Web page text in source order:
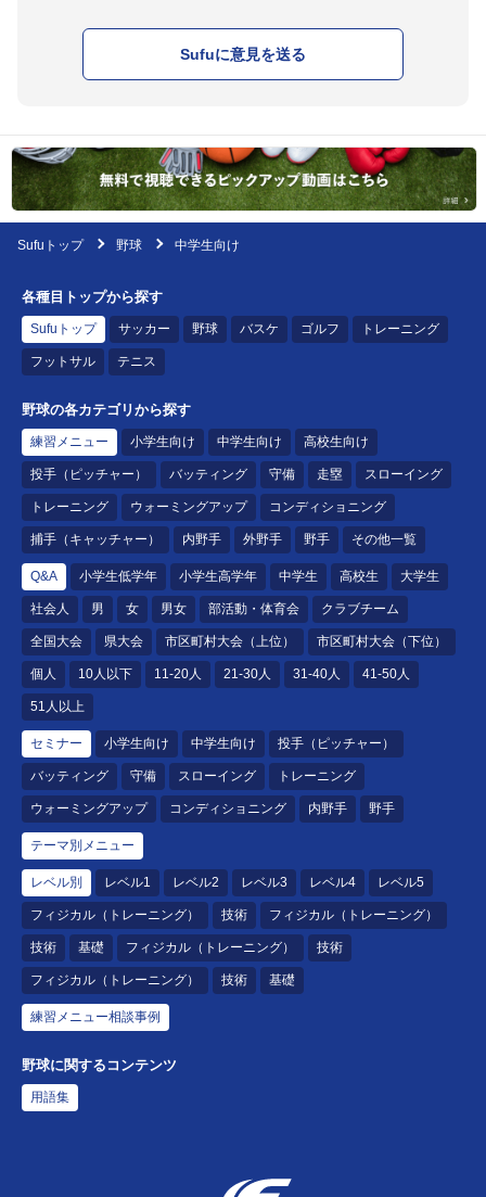
Sufuに意見を送る
Sufuトップ 野球 中学生向け
各種目トップから探す
Sufuトップ サッカー 野球 バスケ ゴルフ トレーニング
フットサル テニス
野球の各カテゴリから探す
練習メニュー 小学生向け 中学生向け 高校生向け
投手（ピッチャー） バッティング 守備 走塁 スローイング
トレーニング ウォーミングアップ コンディショニング
捕手（キャッチャー） 内野手 外野手 野手 その他一覧
Q&A 小学生低学年 小学生高学年 中学生 高校生 大学生
社会人 男 女 男女 部活動・体育会 クラブチーム
全国大会 県大会 市区町村大会（上位） 市区町村大会（下位）
個人 10人以下 11-20人 21-30人 31-40人 41-50人
51人以上
セミナー 小学生向け 中学生向け 投手（ピッチャー）
バッティング 守備 スローイング トレーニング
ウォーミングアップ コンディショニング 内野手 野手
テーマ別メニュー
レベル別 レベル1 レベル2 レベル3 レベル4 レベル5
フィジカル（トレーニング） 技術 フィジカル（トレーニング）
技術 基礎 フィジカル（トレーニング） 技術
フィジカル（トレーニング） 技術 基礎
練習メニュー相談事例
野球に関するコンテンツ
用語集